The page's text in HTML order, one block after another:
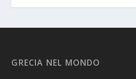
GRECIA NEL MONDO